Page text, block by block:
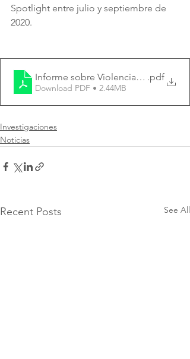
Spotlight entre julio y septiembre de
2020.
Informe sobre Violencia Llaves-Oxfam
.pdf
Download PDF • 2.44MB
Investigaciones
Noticias
Recent Posts See All